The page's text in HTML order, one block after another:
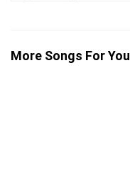
More Songs For You